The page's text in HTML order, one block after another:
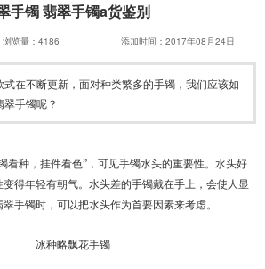
手镯 翡翠手镯a货鉴别
浏览量：4186 添加时间：2017年08月24日
在不断更新，面对种类繁多的手镯，我们应该如
手镯呢？
看种，挂件看色”，可见手镯水头的重要性。水头好
得年轻有朝气。水头差的手镯戴在手上，会使人显
手镯时，可以把水头作为首要因素来考虑。